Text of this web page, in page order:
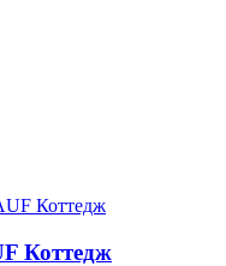
Коттедж